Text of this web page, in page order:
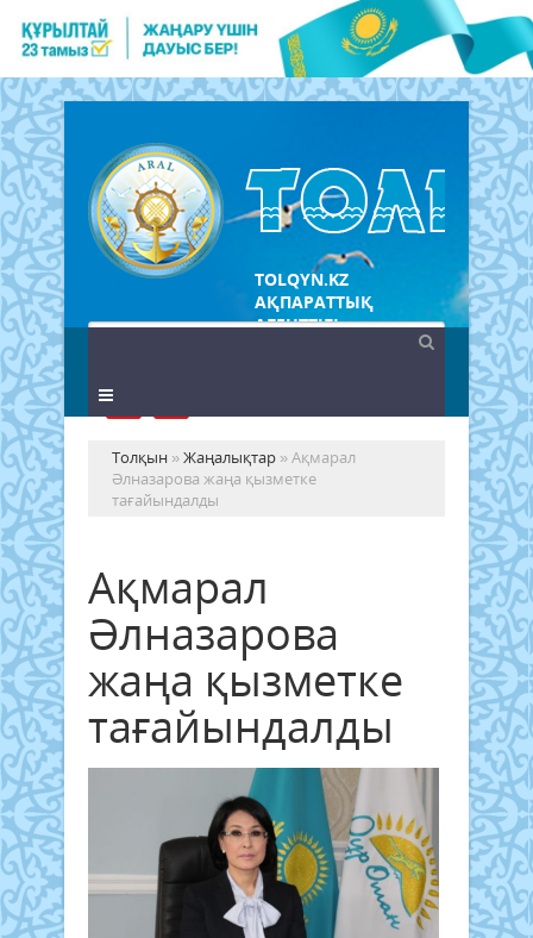
TOLQYN.KZ
АҚПАРАТТЫҚ
АГЕНТТІГІ
Толқын »Жаңалықтар » Ақмарал
Әлназарова жаңа қызметке
тағайындалды
Ақмарал
Әлназарова
жаңа қызметке
тағайындалды